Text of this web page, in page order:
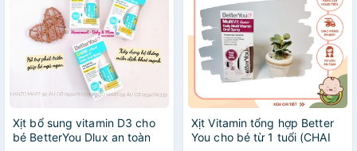
Xịt bổ sung vitamin D3 cho
bé BetterYou Dlux an toàn
Xịt Vitamin tổng hợp Better
You cho bé từ 1 tuổi (CHAI